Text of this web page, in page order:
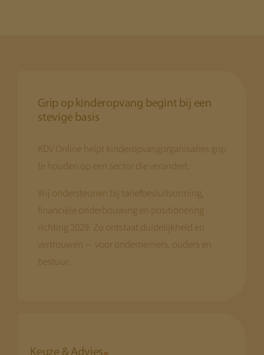
Grip op kinderopvang begint bij een
stevige basis
KDV Online helpt kinderopvangorganisaties grip
te houden op een sector die verandert.
Wij ondersteunen bij tariefbesluitvorming,
financiële onderbouwing en positionering
richting 2029. Zo ontstaat duidelijkheid en
vertrouwen — voor ondernemers, ouders en
bestuur.
Keuze & Advies